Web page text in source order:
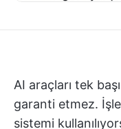
AI araçları tek
garanti etmez.
sistemi